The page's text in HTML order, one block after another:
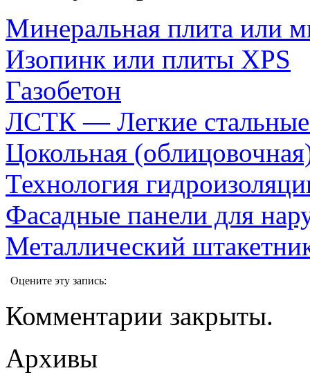
Минеральная плита или
Изопинк или плиты XPS
Газобетон
ЛСТК — Легкие стальные
Цокольная
Технология
Фасадные панели для
Металлический
Оцените эту запись:
Комментарии закрыты.
Архивы